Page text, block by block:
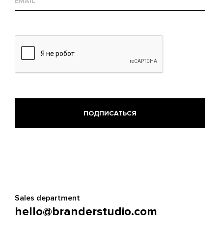
mail
Sales department
hello@branderstudio.com